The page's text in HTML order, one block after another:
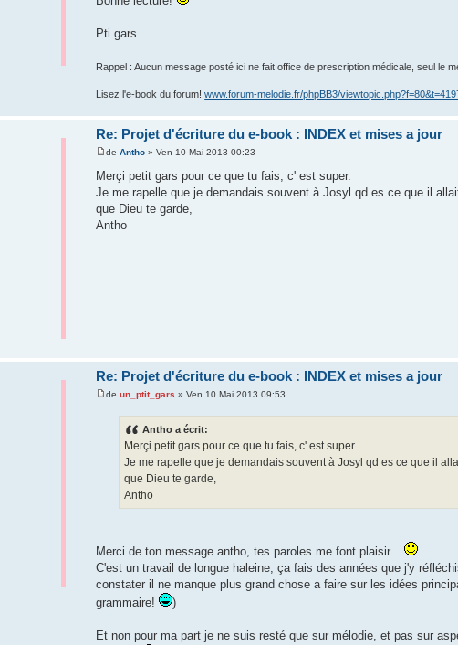
Pti gars
Rappel : Aucun message posté ici ne fait office de prescription médicale, seul le
Lisez l'e-book du forum!www.forum-melodie.fr/phpBB3/
Re: Projet d'écriture du e-book : INDEX et mises a jour
deAntho » Ven 10 Mai 2013 00:23
Merçi petit gars pour ce que tu fais, c' est super.
Je me rapelle que je demandais souvent à Josyl qd es ce que il
que Dieu te garde,
Antho
Re: Projet d'écriture du e-book : INDEX et mises a jour
deun_ptit_gars » Ven 10 Mai 2013 09:53
Antho a écrit:
Merçi petit gars pour ce que tu fais, c' est super.
Je me rapelle que je demandais souvent à Josyl qd es ce que il
que Dieu te garde,
Antho
Merci de ton message antho, tes paroles me font plaisir...
C'est un travail de longue haleine, ça fais des années que j'y
constater il ne manque plus grand chose a faire sur les idées
grammaire!
)
Et non pour ma part je ne suis resté que sur mélodie, et pas sur